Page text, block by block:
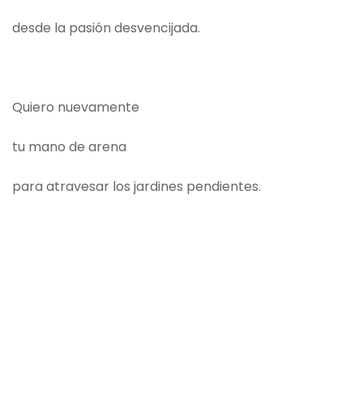
desde la pasión desvencijada.
Quiero nuevamente
tu mano de arena
para atravesar los jardines pendientes.